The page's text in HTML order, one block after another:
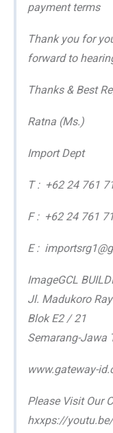
payment terms
Thank you for
forward to
Thanks & Best
Ratna (Ms.)
Import Dept
T : +62 24 761
F : +62 24 761
E :
ImageGCL
Jl. Madukoro
Blok E2 / 21
Semarang-Jawa
www.gateway-
Please Visit Our
hxxps://